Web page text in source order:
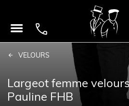
 
VELOURS
Largeot femme
Pauline FHB